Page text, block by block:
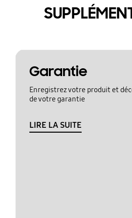
Garantie
Enregistrez votre produit et
de votre garantie
LIRE LA SUITE